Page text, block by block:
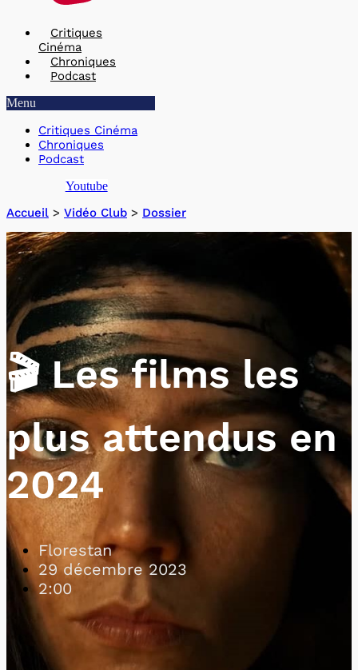
Critiques
Cinéma
Chroniques
Podcast
Menu
Critiques Cinéma
Chroniques
Podcast
Youtube
Accueil > Vidéo Club > Dossier
🎬​ Les films les
plus attendus en
2024
Florestan
29 décembre 2023
2:00